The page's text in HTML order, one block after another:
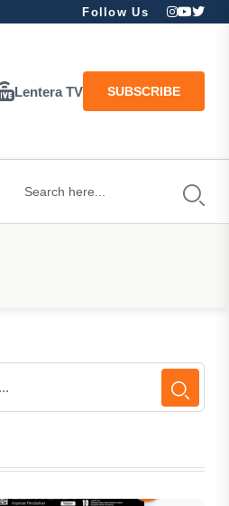
Follow Us
Lentera TV SUBSCRIBE